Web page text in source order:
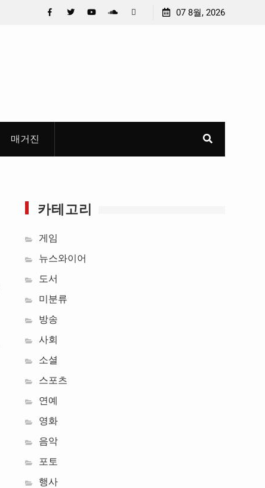
충청 청소년이 만든 U대회 홍보 영상…최종 6편 선정
07 8월, 2026
매거진
카테고리
게임
뉴스와이어
도서
미분류
방송
사회
소셜
스포츠
연예
영화
음악
포토
행사